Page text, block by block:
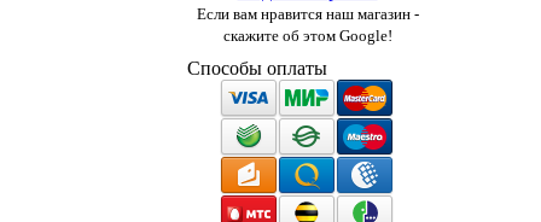
Если вам нравится наш магазин -
скажите об этом Google!
Способы оплаты